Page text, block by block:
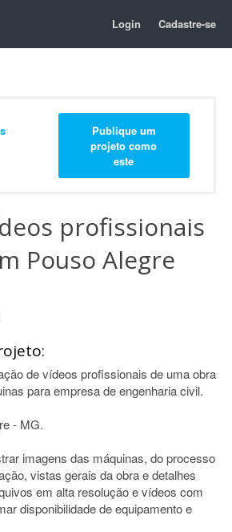
Login Cadastre-se
Publique um
projeto como
este
profissionais
Pouso Alegre
de vídeos profissionais de uma obra
para empresa de engenharia civil.
- MG.
imagens das máquinas, do processo
vistas gerais da obra e detalhes
em alta resolução e vídeos com
disponibilidade de equipamento e